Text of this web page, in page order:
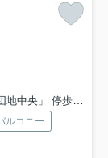
央」 停歩11分
ルコニー